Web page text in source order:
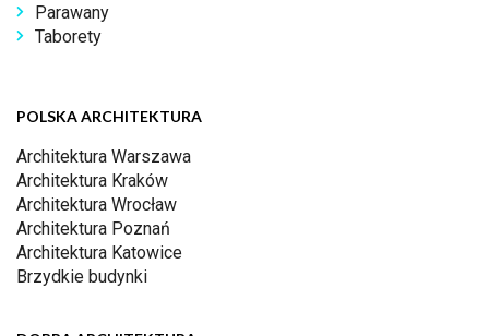
Parawany
Taborety
POLSKA ARCHITEKTURA
Architektura Warszawa
Architektura Kraków
Architektura Wrocław
Architektura Poznań
Architektura Katowice
Brzydkie budynki